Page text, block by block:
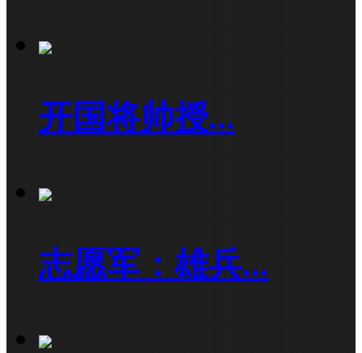
开国将帅授...
志愿军：雄兵...